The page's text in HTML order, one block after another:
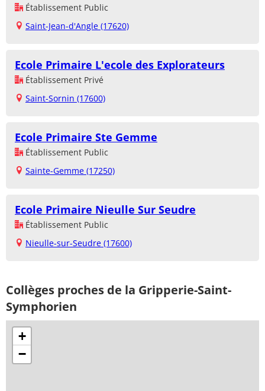
Établissement Public
Saint-Jean-d'Angle (17620)
Ecole Primaire L'ecole des Explorateurs
Établissement Privé
Saint-Sornin (17600)
Ecole Primaire Ste Gemme
Établissement Public
Sainte-Gemme (17250)
Ecole Primaire Nieulle Sur Seudre
Établissement Public
Nieulle-sur-Seudre (17600)
Collèges proches de la Gripperie-Saint-
Symphorien
+
−